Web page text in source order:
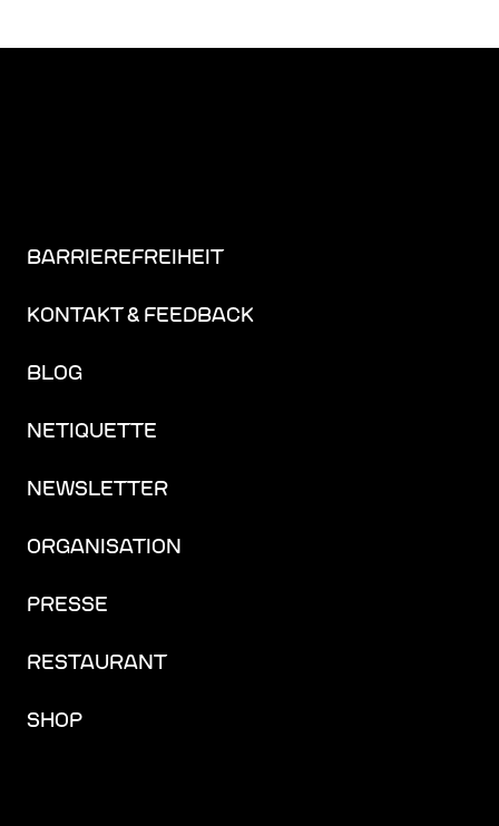
BARRIEREFREIHEIT
KONTAKT & FEEDBACK
BLOG
NETIQUETTE
NEWSLETTER
ORGANISATION
PRESSE
RESTAURANT
SHOP